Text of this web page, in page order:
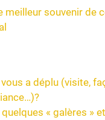
meilleur souvenir de
vous a déplu (visite,
« galères »